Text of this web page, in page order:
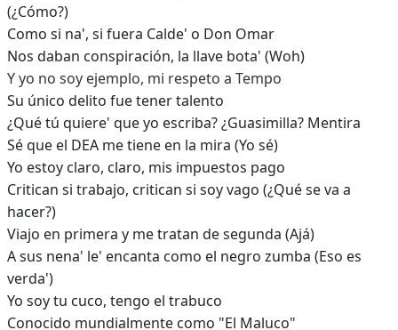
(¿Cómo?)
Como si na', si fuera Calde' o Don Omar
Nos daban conspiración, la llave bota' (Woh)
Y yo no soy ejemplo, mi respeto a Tempo
Su único delito fue tener talento
¿Qué tú quiere' que yo escriba? ¿Guasimilla? Mentira
Sé que el DEA me tiene en la mira (Yo sé)
Yo estoy claro, claro, mis impuestos pago
Critican si trabajo, critican si soy vago (¿Qué se va a
hacer?)
Viajo en primera y me tratan de segunda (Ajá)
A sus nena' le' encanta como el negro zumba (Eso es
verda')
Yo soy tu cuco, tengo el trabuco
Conocido mundialmente como "El Maluco"